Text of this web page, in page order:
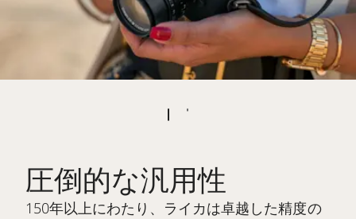
圧倒的な汎用性
150年以上にわたり、ライカは卓越した精度の